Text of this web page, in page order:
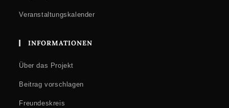
Veranstaltungskalender
INFORMATIONEN
Über das Projekt
Beitrag vorschlagen
Freundeskreis